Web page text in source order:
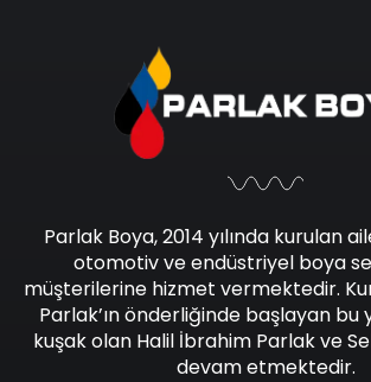
Parlak Boya, 2014 yılında kurulan
otomotiv ve endüstriyel boya
müşterilerine hizmet vermektedir.
Parlak’ın önderliğinde başlayan bu
kuşak olan Halil İbrahim Parlak ve
devam etmektedir.